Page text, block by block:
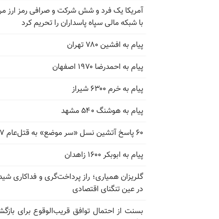
آمریکا یک فرد و شش شرکت و صرافی رمز ارز
با شبکه مالی سپاه پاسداران را تحریم کرد
پیام به افشین ۷۸۰ تهران
پیام به احمدرضا ۱۹۷۰ اصفهان
پیام به خرم ۶۳۰۰ شیراز
پیام به هوشنگ ۵۴۰ مشهد
۶۰ پاسخ آتشین نسل «سر موضع» به قتل‌عام ۶۷
پیام به ابوبکر ۱۶۰۰ زاهدان
گلریزان همیاری؛ راز پرداخت‌گری و فداکاری
در عین تنگنای اقتصادی
بسنت از احتمال توافق قریب‌الوقوع برای